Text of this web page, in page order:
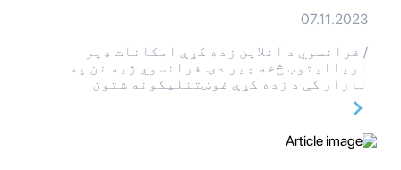
07.11.2023
/ فرانسوي د آنلاین زده کړې امکانات ډیر
بریالیتوب څخه ډیر دی. فرانسوي ژبه نن په
بازار کې د زده کړې غوښتنلیکونه شتون